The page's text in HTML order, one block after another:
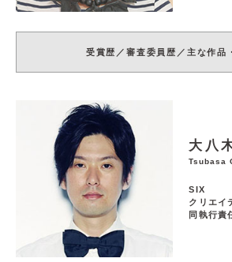
受賞歴／審査委員歴／主な作品
大八
Tsubasa
SIX
クリエイ
同執行責